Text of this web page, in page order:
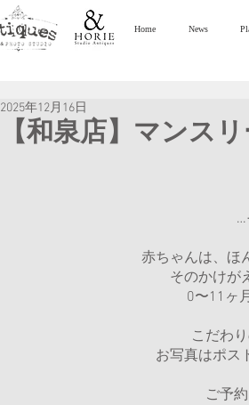
Home News
【和泉店】マンス
2025年12月16日
…
赤ちゃんは、ほ
そのかけが
0〜11ヶ
こだわ
お写真はポス
ご予